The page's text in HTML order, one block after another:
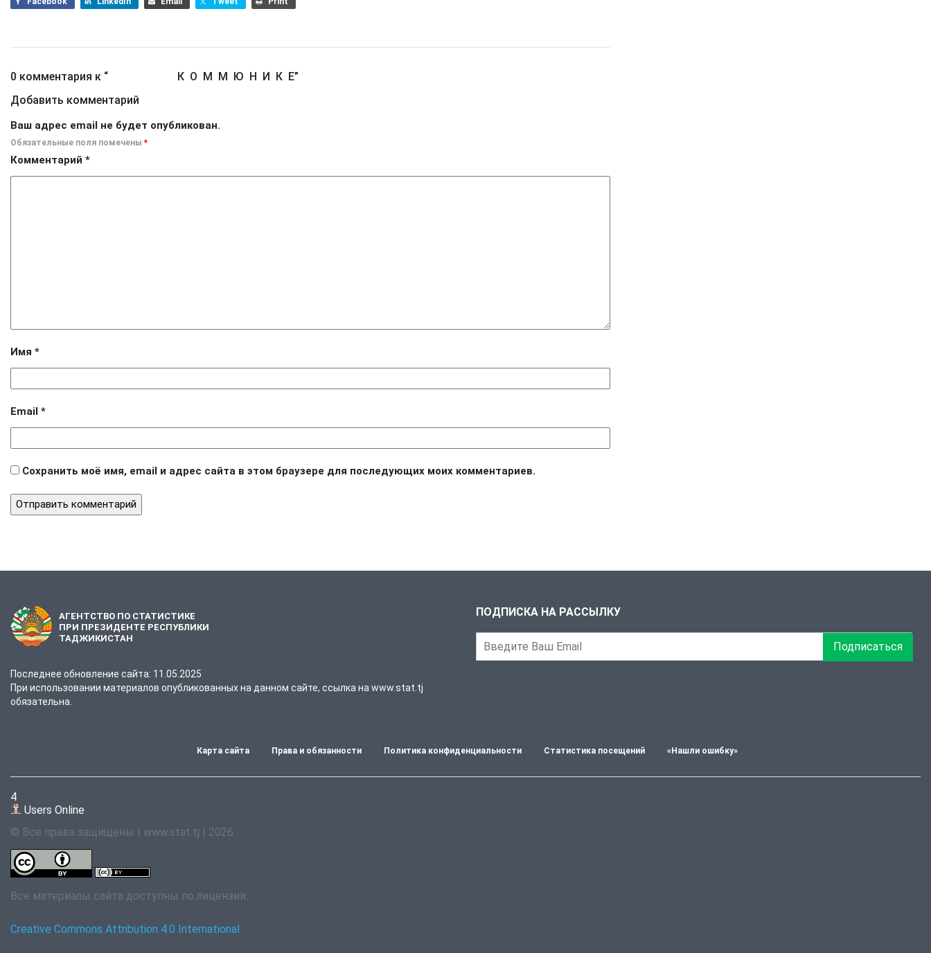
0 комментария к “ К О М M Ю Н И К Е”
Добавить комментарий
Ваш адрес email не будет опубликован.
Обязательные поля помечены *
Комментарий *
Имя *
Email *
Сохранить моё имя, email и адрес сайта в этом браузере для последующих моих комментариев.
АГЕНТСТВО ПО СТАТИСТИКЕ
ПРИ ПРЕЗИДЕНТЕ РЕСПУБЛИКИ
ТАДЖИКИСТАН
Последнее обновление сайта: 11.05.2025
При использовании материалов опубликованных на данном сайте, ссылка на www.stat.tj
обязательна.
ПОДПИСКА НА РАССЫЛКУ
Подписаться
Карта сайта Права и обязанности Политика конфиденциальности Статистика посещений «Нашли ошибку»
4
Users Online
© Все права защищены | www.stat.tj | 2026
Все материалы сайта доступны по лицензии:
Creative Commons Attribution 4.0 International